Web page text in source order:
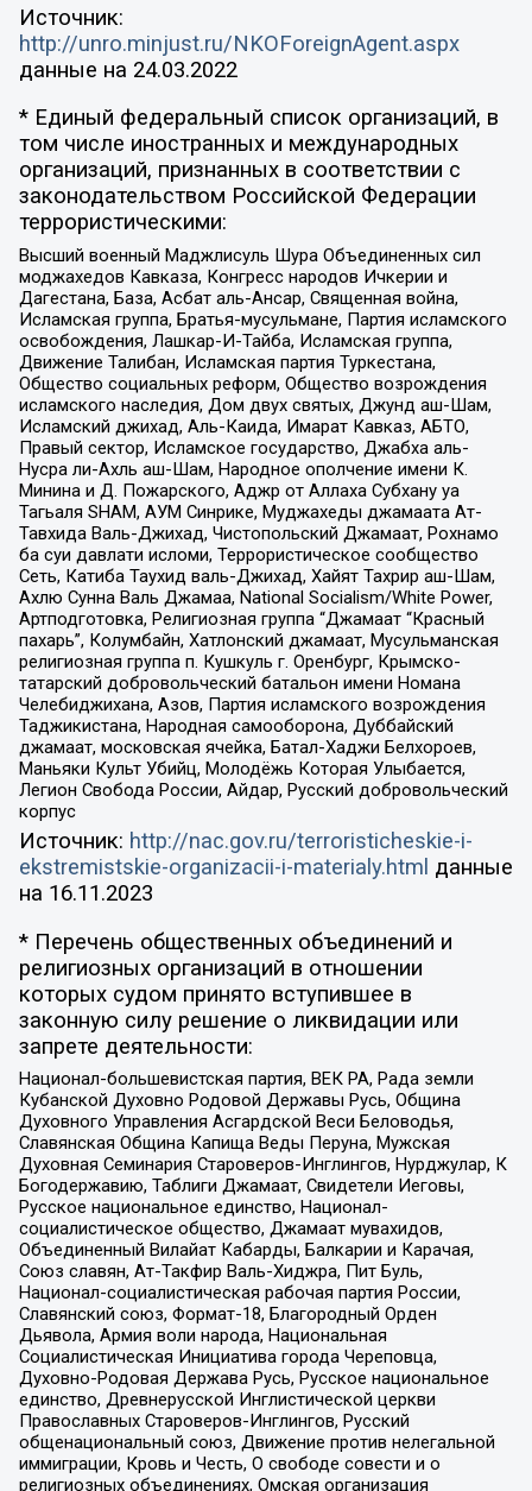
Источник:
http://unro.minjust.ru/NKOForeignAgent.aspx
данные на 24.03.2022
* Единый федеральный список организаций, в
том числе иностранных и международных
организаций, признанных в соответствии с
законодательством Российской Федерации
террористическими:
Высший военный Маджлисуль Шура Объединенных сил
моджахедов Кавказа, Конгресс народов Ичкерии и
Дагестана, База, Асбат аль-Ансар, Священная война,
Исламская группа, Братья-мусульмане, Партия исламского
освобождения, Лашкар-И-Тайба, Исламская группа,
Движение Талибан, Исламская партия Туркестана,
Общество социальных реформ, Общество возрождения
исламского наследия, Дом двух святых, Джунд аш-Шам,
Исламский джихад, Аль-Каида, Имарат Кавказ, АБТО,
Правый сектор, Исламское государство, Джабха аль-
Нусра ли-Ахль аш-Шам, Народное ополчение имени К.
Минина и Д. Пожарского, Аджр от Аллаха Субхану уа
Тагьаля SHAM, АУМ Синрике, Муджахеды джамаата Ат-
Тавхида Валь-Джихад, Чистопольский Джамаат, Рохнамо
ба суи давлати исломи, Террористическое сообщество
Сеть, Катиба Таухид валь-Джихад, Хайят Тахрир аш-Шам,
Ахлю Сунна Валь Джамаа, National Socialism/White Power,
Артподготовка, Религиозная группа “Джамаат “Красный
пахарь”, Колумбайн, Хатлонский джамаат, Мусульманская
религиозная группа п. Кушкуль г. Оренбург, Крымско-
татарский добровольческий батальон имени Номана
Челебиджихана, Азов, Партия исламского возрождения
Таджикистана, Народная самооборона, Дуббайский
джамаат, московская ячейка, Батал-Хаджи Белхороев,
Маньяки Культ Убийц, Молодёжь Которая Улыбается,
Легион Свобода России, Айдар, Русский добровольческий
корпус
Источник: http://nac.gov.ru/terroristicheskie-i-
ekstremistskie-organizacii-i-materialy.html данные
на 16.11.2023
* Перечень общественных объединений и
религиозных организаций в отношении
которых судом принято вступившее в
законную силу решение о ликвидации или
запрете деятельности:
Национал-большевистская партия, ВЕК РА, Рада земли
Кубанской Духовно Родовой Державы Русь, Община
Духовного Управления Асгардской Веси Беловодья,
Славянская Община Капища Веды Перуна, Мужская
Духовная Семинария Староверов-Инглингов, Нурджулар, К
Богодержавию, Таблиги Джамаат, Свидетели Иеговы,
Русское национальное единство, Национал-
социалистическое общество, Джамаат мувахидов,
Объединенный Вилайат Кабарды, Балкарии и Карачая,
Союз славян, Ат-Такфир Валь-Хиджра, Пит Буль,
Национал-социалистическая рабочая партия России,
Славянский союз, Формат-18, Благородный Орден
Дьявола, Армия воли народа, Национальная
Социалистическая Инициатива города Череповца,
Духовно-Родовая Держава Русь, Русское национальное
единство, Древнерусской Инглистической церкви
Православных Староверов-Инглингов, Русский
общенациональный союз, Движение против нелегальной
иммиграции, Кровь и Честь, О свободе совести и о
религиозных объединениях, Омская организация